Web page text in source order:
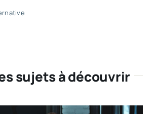
sujets à découvrir